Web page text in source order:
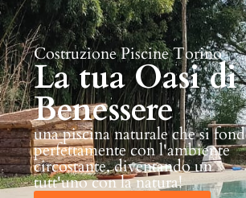
Costruzione Piscine Torino
La tua Oasi di
Benessere
una piscina naturale che si
perfettamente con l'ambiente
circostante, diventando un
tutt'uno con la natura!